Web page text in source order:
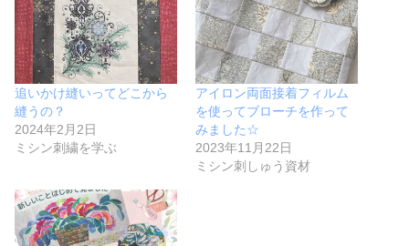
追いかけ縫いってどこから
縫うの？
2024年2月2日
ミシン刺繍を学ぶ
アイロン両面接着フィルム
を使ってブローチを作って
みました☆
2023年11月22日
ミシン刺しゅう資材